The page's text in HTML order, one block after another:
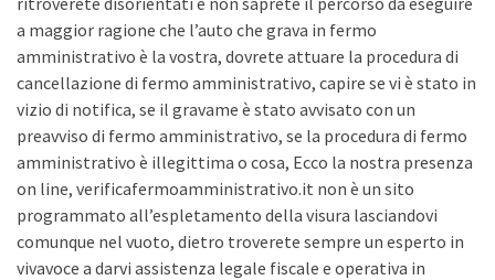
a maggior ragione che l’auto che grava in fermo
amministrativo è la vostra, dovrete attuare la procedura di
cancellazione di fermo amministrativo, capire se vi è stato in
vizio di notifica, se il gravame è stato avvisato con un
preavviso di fermo amministrativo, se la procedura di fermo
amministrativo è illegittima o cosa, Ecco la nostra presenza
on line, verificafermoamministrativo.it non è un sito
programmato all’espletamento della visura lasciandovi
comunque nel vuoto, dietro troverete sempre un esperto in
vivavoce a darvi assistenza legale fiscale e operativa in